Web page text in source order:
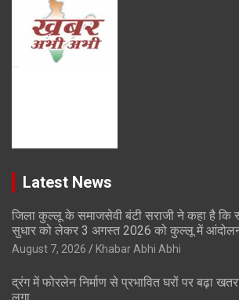
Latest News
जिला कुल्लू के समाजसेवी बंटी सराजी ने कहा है कि
सुधार को लेकर 3 अगस्त 2026 को कुल्लू में आंदोलन
August 7, 2026 Khabar Abhi Abhi
द्रंग में फोरलेन निर्माण से प्रभावित घरों पर बढ़ा
लगा